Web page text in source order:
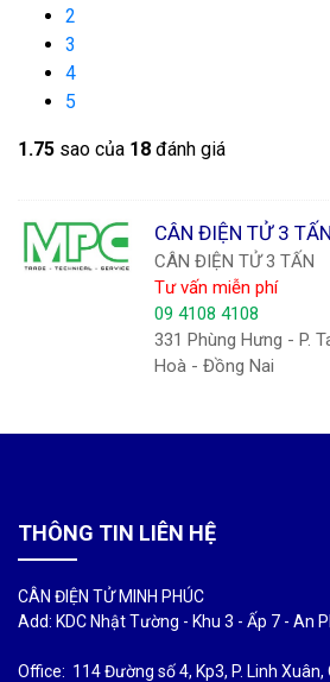
2
3
4
5
1.75 sao của 18 đánh giá
CÂN ĐIỆN TỬ 3 TẤN
CÂN ĐIỆN TỬ 3 TẤN
Tư vấn miễn phí
09 4108 4108
331 Phùng Hưng - P.
Hoà - Đồng Nai
THÔNG TIN LIÊN HỆ
CÂN ĐIỆN TỬ MINH PHÚC
Add: KDC Nhật Tường - Khu 3 - Ấp 7 - An
Office: 114 Đường số 4, Kp3, P. Linh Xuân,